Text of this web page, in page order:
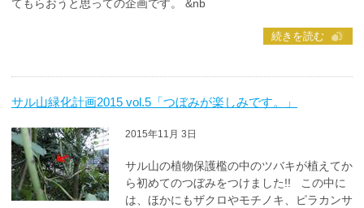
てもらおうと思っての企画です。 &nb
続きを読む
サル山緑化計画2015 vol.5「つぼみが楽しみです。」
2015年11月 3日
サル山の植物保護檻の中のツバキが植えてか
ら初めてのつぼみをつけました!! この中に
は、ほかにもザクロやモチノキ、ピラカンサ